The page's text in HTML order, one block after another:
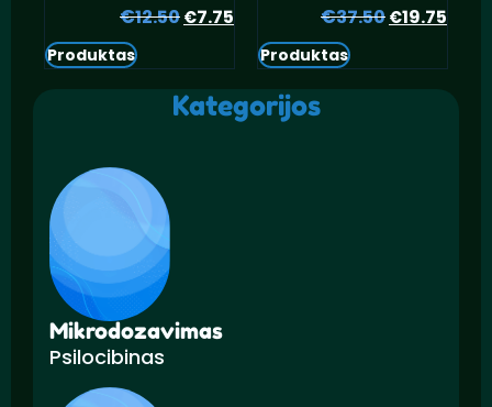
€12.50Pradinė
buvo:
€12.50.
€7.75 Dabartinė
kaina
yra:
€7.75.
Produktas
€37.50Pradinė
buvo:
€19.75
yra:
Produktas
Kategorijos
Mikrodozavimas
Psilocibinas